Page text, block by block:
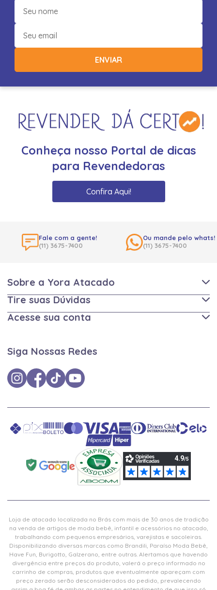
ENVIAR
Conheça nosso Portal de dicas
para Revendedoras
Confira Aqui!
Fale com a gente!
(11) 3675-7400
Ou mande pelo whats!
(11) 3675-7400
Sobre a Yora Atacado
Tire suas Dúvidas
Acesse sua conta
Siga Nossas Redes
Loja de atacado localizada no Brás com mais de 30 anos de tradição
na venda de artigos de moda bebê, infantil e acessórios no atacado,
trabalhando com pequenos empresários, varejistas e sacoleiras.
Disponibilizando diversas marcas como Brandili, Paraíso Moda Bebê,
Have Fun, Burigotto, Galzerano, entre outras. Alertamos que havendo
divergência entre preços do produto, valerá o preço informado no
carrinho de compras, produtos que eventualmente apareçam com
preço zerado serão desconsiderados do pedido, prevalecendo